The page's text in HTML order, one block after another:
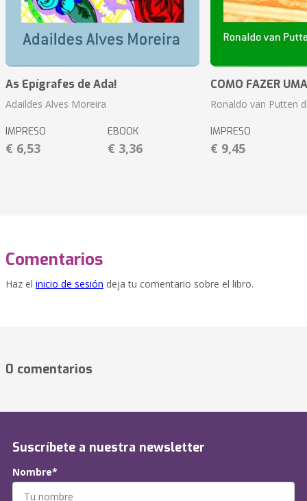
As Epígrafes de Ada!
Adaildes Alves Moreira
IMPRESO
€ 6,53
EBOOK
€ 3,36
COMO FAZER
Ronaldo van Putten
IMPRESO
€ 9,45
Comentarios
Haz el inicio de sesión deja tu comentario sobre el libro.
0 comentarios
Suscríbete a nuestra newsletter
Nombre*